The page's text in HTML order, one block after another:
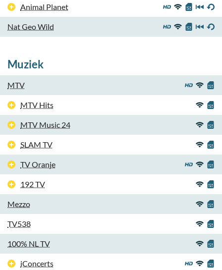
Animal Planet
Nat Geo Wild
Muziek
MTV
MTV Hits
MTV Music 24
SLAM TV
TV Oranje
192 TV
Mezzo
TV538
100% NL TV
iConcerts